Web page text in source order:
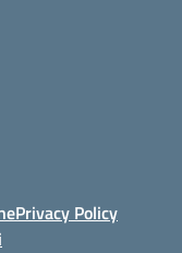
Privacy Policy